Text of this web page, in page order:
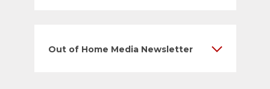
Out of Home Media Newsletter